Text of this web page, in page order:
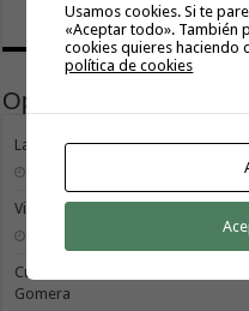
Opinión
La Gomera transforma su
Vivir donde se estudia: una
Cuidar es avanzar: el escudo
Gomera
Usamos cookies. Si te
«Aceptar todo». También
cookies quieres haciendo
política de cookies